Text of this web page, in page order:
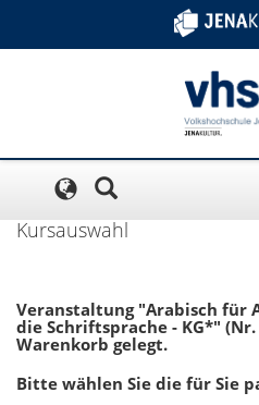
Kursauswahl
Veranstaltung "Arabisch für
die Schriftsprache - KG*"
Warenkorb gelegt.
Bitte wählen Sie die für Sie